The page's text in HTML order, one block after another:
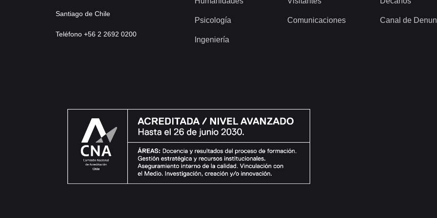
Santiago de Chile
Teléfono +56 2 2692 0200
Psicología
Ingeniería
Comunicaciones Canal de